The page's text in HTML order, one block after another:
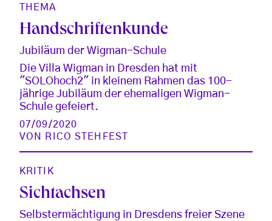
THEMA
Handschriftenkunde
Jubiläum der Wigman-Schule
Die Villa Wigman in Dresden hat mit
"SOLOhoch2" in kleinem Rahmen das 100-
jährige Jubiläum der ehemaligen Wigman-
Schule gefeiert.
07/09/2020
VON
RICO STEHFEST
KRITIK
Sichtachsen
Selbstermächtigung in Dresdens freier Szene